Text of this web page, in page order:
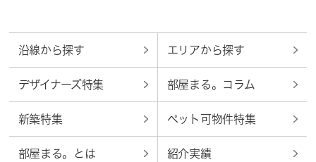
沿線から探す エリアから探す
デザイナーズ特集 部屋まる。コラム
新築特集 ペット可物件特集
部屋まる。とは 紹介実績